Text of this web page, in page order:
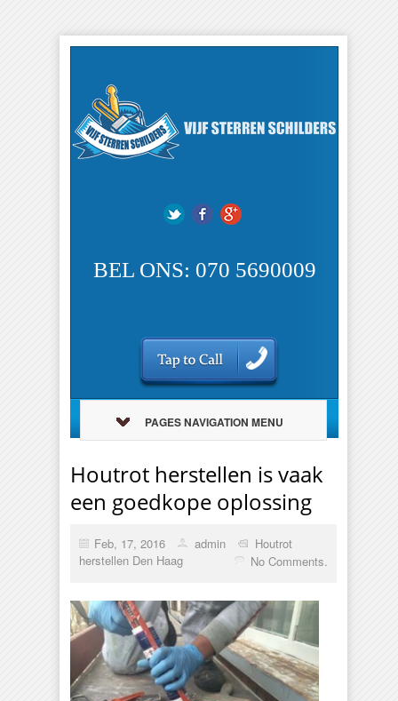
BEL ONS: 070 5690009
PAGES NAVIGATION MENU
Houtrot herstellen is vaak
een goedkope oplossing
Feb, 17, 2016 admin
Houtrot
herstellen Den Haag
No Comments.